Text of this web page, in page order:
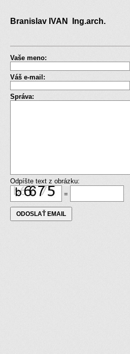
Branislav IVAN Ing.arch.
Vaše meno:
Váš e-mail:
Správa:
Odpíšte text z obrázku:
=